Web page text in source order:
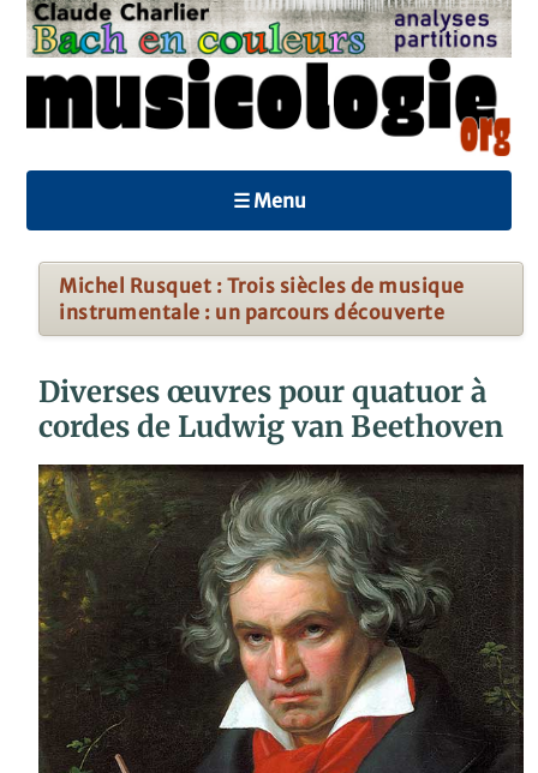
☰ Menu
Michel Rusquet : Trois siècles de musique
instrumentale : un parcours découverte
Diverses œuvres pour quatuor à
cordes de Ludwig van Beethoven